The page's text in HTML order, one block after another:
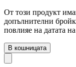
От този продукт
допълнителни
повлияе на датата
В кошницата